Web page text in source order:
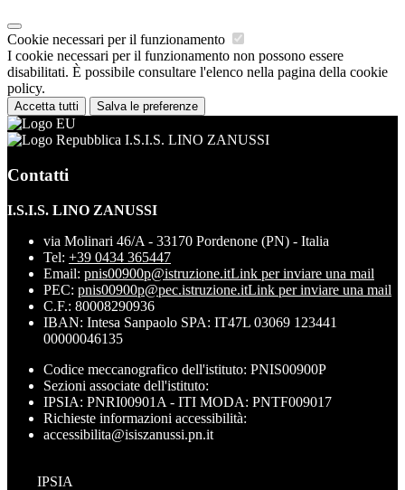
Cookie necessari per il funzionamento
I cookie necessari per il funzionamento non possono essere
disabilitati. È possibile consultare l'elenco nella pagina della cookie
policy.
Accetta tutti Salva le preferenze
I.S.I.S. LINO ZANUSSI
Contatti
I.S.I.S. LINO ZANUSSI
via Molinari 46/A - 33170 Pordenone (PN) - Italia
Tel: +39 0434 365447
Email: pnis00900p@istruzione.itLink per inviare una mail
PEC: pnis00900p@pec.istruzione.itLink per inviare una mail
C.F.: 80008290936
IBAN: Intesa Sanpaolo SPA: IT47L 03069 123441
00000046135
Codice meccanografico dell'istituto: PNIS00900P
Sezioni associate dell'istituto:
IPSIA: PNRI00901A - ITI MODA: PNTF009017
Richieste informazioni accessibilità:
accessibilita@isiszanussi.pn.it
IPSIA